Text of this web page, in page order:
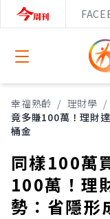
Open menu
幸福熟齡 / 理財學 /
竟多賺100萬！理財
桶金
同樣100萬
100萬！理
勢：省隱形